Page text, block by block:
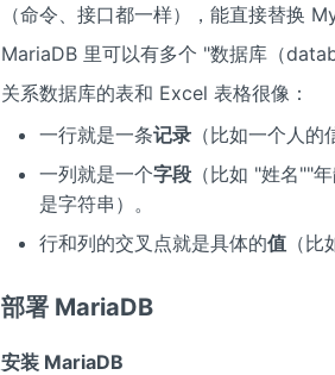
（命令、接口都一样），能直接替换
MariaDB 里可以有多个 "数据库（
关系数据库的表和 Excel 表格很像：
一行就是一条记录 （比如一个人的
一列就是一个字段 （比如 "姓名""
是字符串）。
行和列的交叉点就是具体的值 （
部署 MariaDB
安装 MariaDB